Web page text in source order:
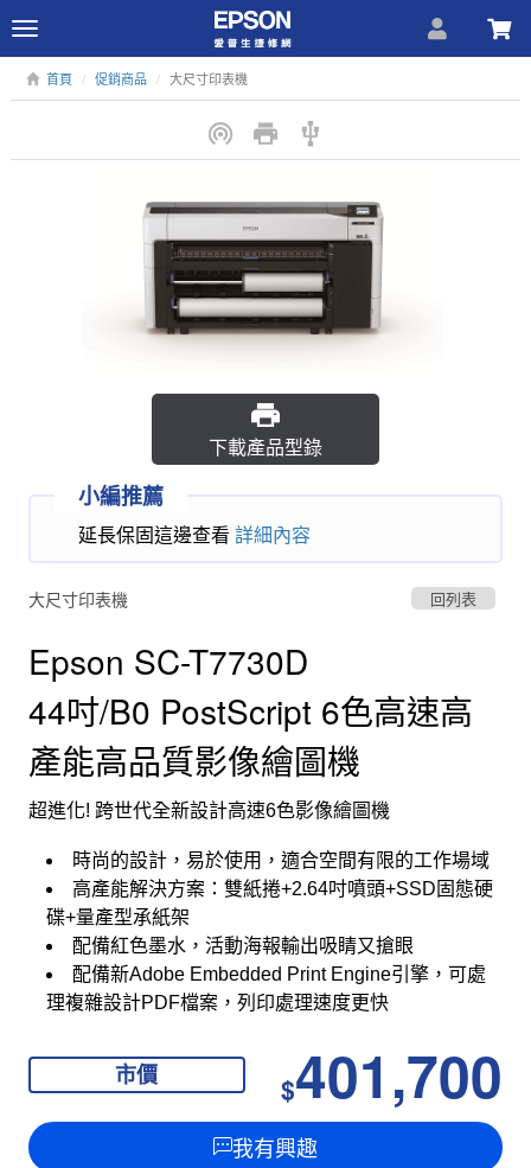
Toggle
navigation
首頁 促銷商品 大尺寸印表機
下載產品型錄
小編推薦
延長保固這邊查看 詳細內容
大尺寸印表機 回列表
Epson SC-T7730D
44吋/B0 PostScript 6色高速高
產能高品質影像繪圖機
超進化! 跨世代全新設計高速6色影像繪圖機
時尚的設計，易於使用，適合空間有限的工作場域
高產能解決方案：雙紙捲+2.64吋噴頭+SSD固態硬
碟+量產型承紙架
配備紅色墨水，活動海報輸出吸睛又搶眼
配備新Adobe Embedded Print Engine引擎，可處
理複雜設計PDF檔案，列印處理速度更快
市價 $401,700
我有興趣